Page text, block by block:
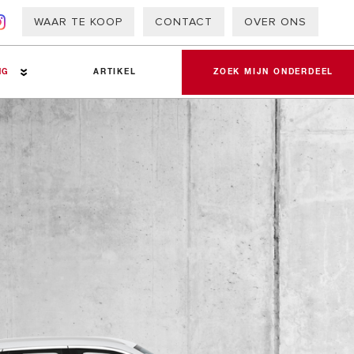
WAAR TE KOOP CONTACT OVER ONS
ARTIKEL ZOEK MIJN ONDERDEEL